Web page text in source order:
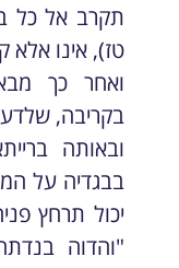
תקרב אל כל
טז), אינו אלא
ואחר כך
בקריבה,
ובאותה
בבגדיה על
יכול תרחץ
"והדוה